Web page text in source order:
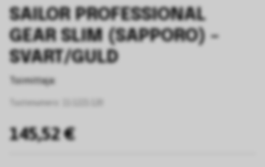
SAILOR PROFESSIONAL
GEAR SLIM (SAPPORO) –
SVART/GULD
Toimittaja:
145,52 €